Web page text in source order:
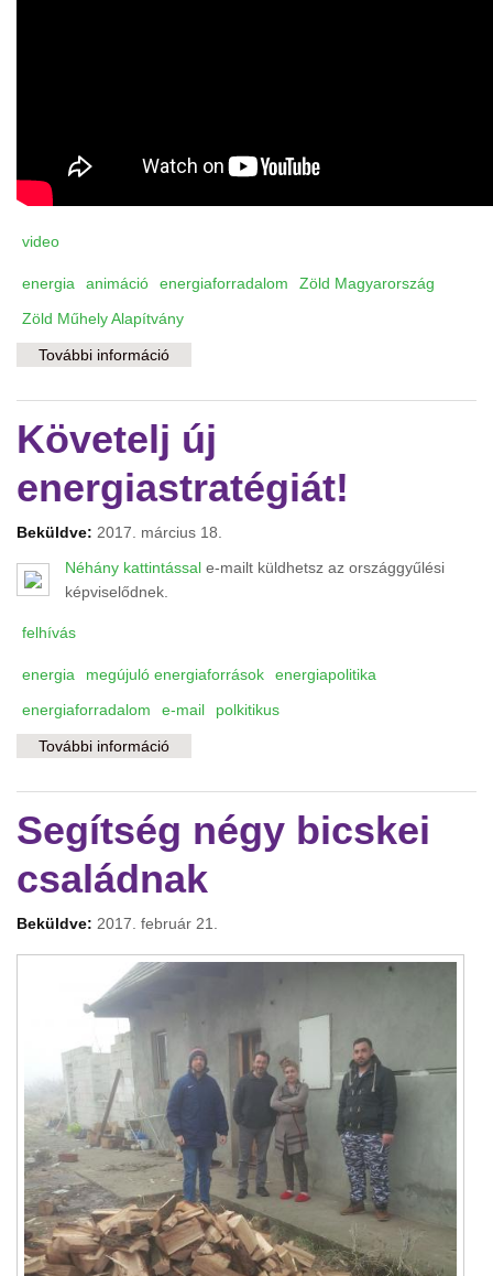
video
energia animáció energiaforradalom
Zöld Magyarország
Zöld Műhely Alapítvány
További információ
Követelj új
energiastratégiát!
Beküldve: 2017. március 18.
Néhány kattintással e-mailt küldhetsz az országgyűlési
képviselődnek.
felhívás
energia megújuló energiaforrások
energiapolitika
energiaforradalom
e-mail polkitikus
További információ
Segítség négy bicskei
családnak
Beküldve: 2017. február 21.